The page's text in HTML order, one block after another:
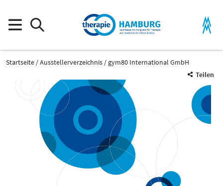
Startseite Ausstellerverzeichnis
gym80 International GmbH
Teilen